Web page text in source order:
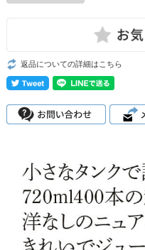
返品についての詳細はこちら